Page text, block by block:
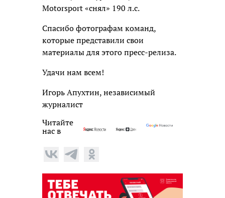
Motorsport «снял» 190 л.с.
Спасибо фотографам команд,
которые представили свои
материалы для этого пресс-релиза.
Удачи нам всем!
Игорь Апухтин, независимый
журналист
Читайте
нас в